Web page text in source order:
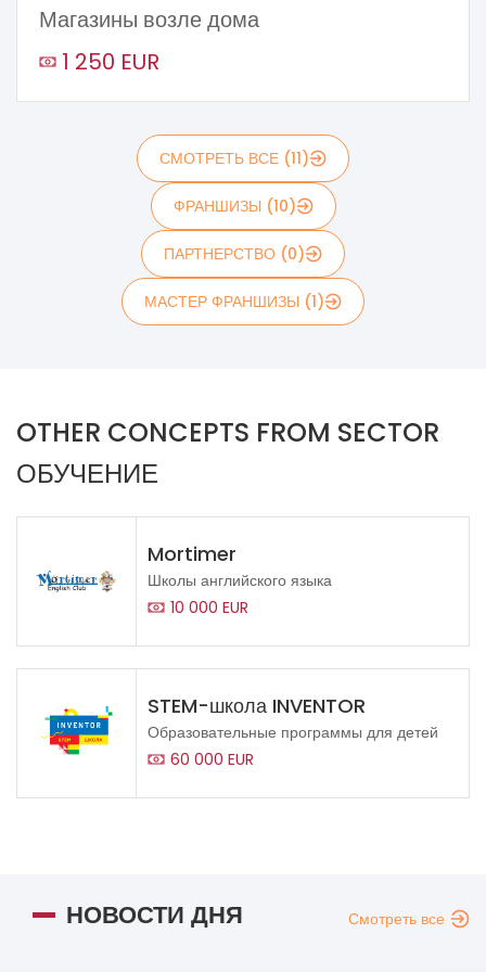
Магазины возле дома
1 250 EUR
СМОТРЕТЬ ВСЕ (11)
ФРАНШИЗЫ (10)
ПАРТНЕРСТВО (0)
МАСТЕР ФРАНШИЗЫ (1)
OTHER CONCEPTS FROM SECTOR
ОБУЧЕНИЕ
Mortimer
Школы английского языка
10 000 EUR
STEM-школа INVENTOR
Образовательные программы для детей
60 000 EUR
НОВОСТИ ДНЯ Смотреть все